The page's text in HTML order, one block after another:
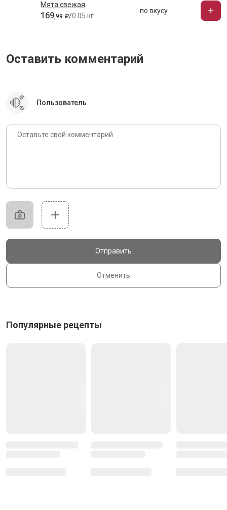
Мята свежая
169,99 ₽/0.05 кг
по вкусу
Оставить комментарий
Пользователь
Отменить
Отправить
Популярные рецепты